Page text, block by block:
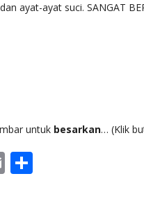
ayat-ayat suci. SANGAT
untuk besarkan… (Klik
E